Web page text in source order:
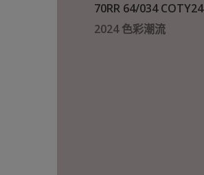
70RR 64/034 COTY24
2024 色彩潮流